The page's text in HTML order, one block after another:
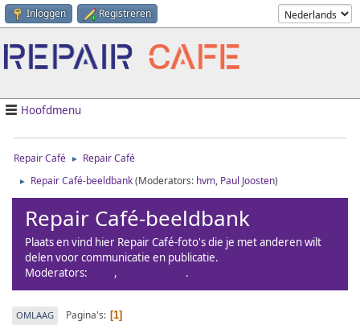
Inloggen Registreren
Hoofdmenu
Repair Café ► Repair Café
► Repair Café-beeldbank(Moderators: hvm, Paul Joosten)
Repair Café-beeldbank
Plaats en vind hier Repair Café-foto's die je met anderen wilt
delen voor communicatie en publicatie.
Moderators:
, .
OMLAAG Pagina's 1